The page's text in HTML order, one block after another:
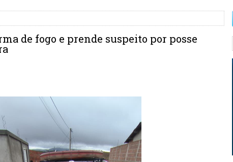
de fogo e prende suspeito por posse